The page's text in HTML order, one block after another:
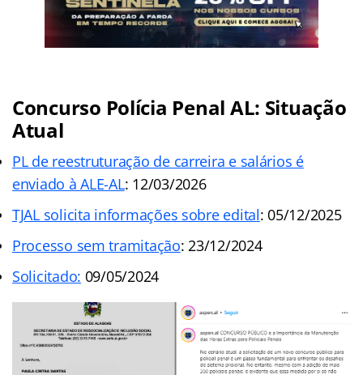
Concurso Polícia Penal AL: Situação
Atual
PL de reestruturação de carreira e salários é
enviado à ALE-AL: 12/03/2026
TJAL solicita informações sobre edital: 05/12/2025
Processo sem tramitação: 23/12/2024
Solicitado: 09/05/2024